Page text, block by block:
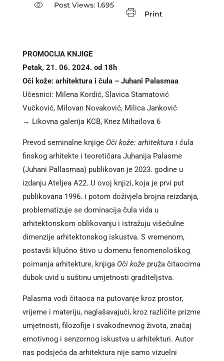
Post Views: 1.695
Print
PROMOCIJA KNJIGE
Petak, 21. 06. 2024. od 18h
Oči kože: arhitektura i čula – Juhani Palasmaa
Učesnici: Milena Kordić, Slavica Stamatović
Vučković, Milovan Novaković, Milica Janković
→ Likovna galerija KCB, Knez Mihailova 6
Prevod seminalne knjige Oči kože: arhitektura i čula
finskog arhitekte i teoretičara Juhanija Palasme
(Juhani Pallasmaa) publikovan je 2023. godine u
izdanju Ateljea A22. U ovoj knjizi, koja je prvi put
publikovana 1996. i potom doživjela brojna reizdanja,
problematizuje se dominacija čula vida u
arhitektonskom oblikovanju i istražuju višečulne
dimenzije arhitektonskog iskustva. S vremenom,
postavši ključno štivo u domenu fenomenološkog
poimanja arhitekture, knjiga Oči kožepruža čitaocima
dubok uvid u suštinu umjetnosti graditeljstva.
Palasma vodi čitaoca na putovanje kroz prostor,
vrijeme i materiju, naglašavajući, kroz različite prizme
umjetnosti, filozofije i svakodnevnog života, značaj
emotivnog i senzornog iskustva u arhitekturi. Autor
nas podsjeća da arhitektura nije samo vizuelni